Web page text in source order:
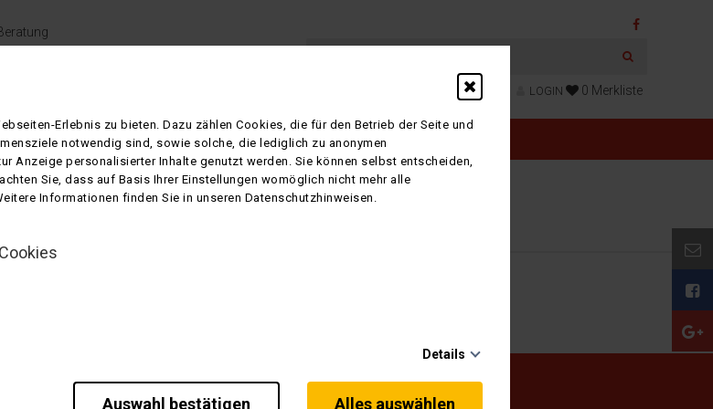
LOGIN 0 Merkliste
ÜBER UNS KONTAKT
Erlebnis zu bieten. Dazu zählen Cookies, die für den Betrieb der Seite und
notwendig sind, sowie solche, die lediglich zu anonymen
Anzeige personalisierter Inhalte genutzt werden. Sie können selbst entscheiden,
Sie, dass auf Basis Ihrer Einstellungen womöglich nicht mehr alle
Informationen finden Sie in unseren Datenschutzhinweisen.
Details
Auswahl bestätigen Alles auswählen